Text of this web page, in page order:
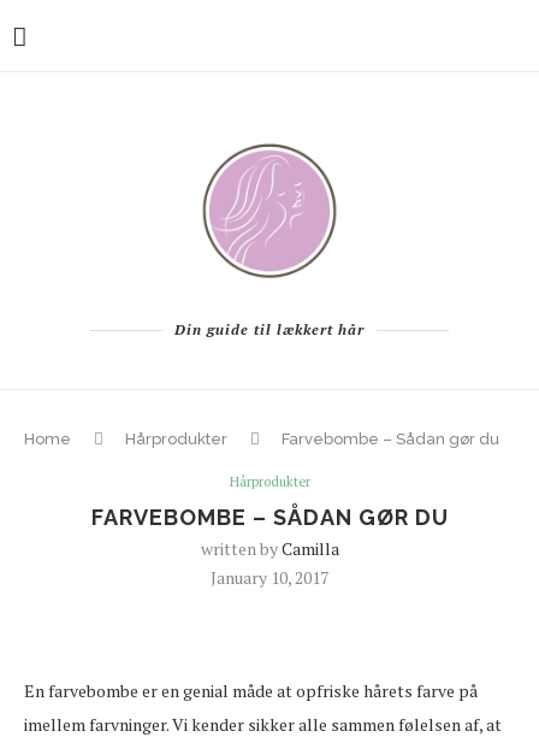
Din guide til lækkert hår
Home Hårprodukter Farvebombe – Sådan gør du
Hårprodukter
FARVEBOMBE – SÅDAN GØR DU
written byCamilla
January 10, 2017
En farvebombe er en genial måde at opfriske hårets farve på
imellem farvninger. Vi kender sikker alle sammen følelsen af, at